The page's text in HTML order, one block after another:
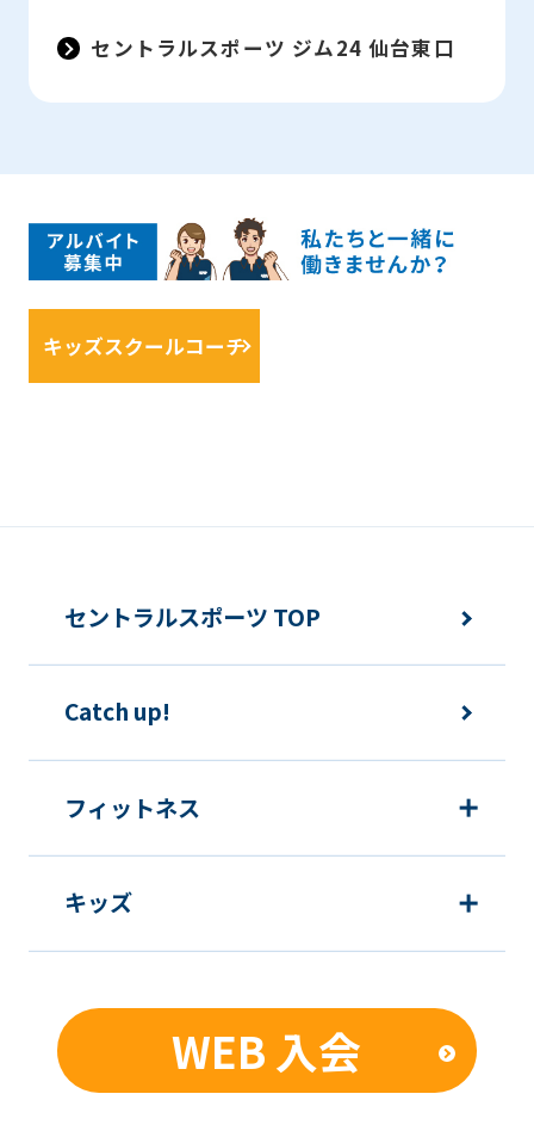
セントラルスポーツ ジム24 仙台東口
キッズスクールコーチ
セントラルスポーツ TOP
Catch up!
フィットネス
キッズ
WEB 入会